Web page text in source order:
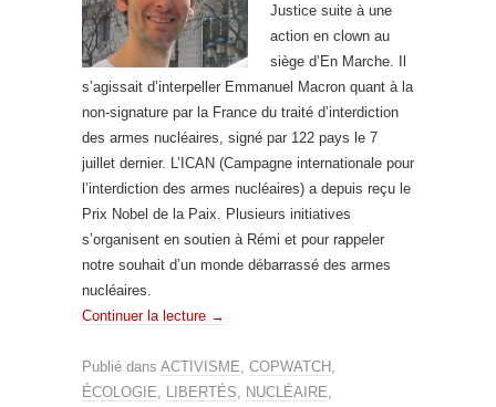
Justice suite à une
action en clown au
siège d’En Marche. Il
s’agissait d’interpeller Emmanuel Macron quant à la
non-signature par la France du traité d’interdiction
des armes nucléaires, signé par 122 pays le 7
juillet dernier. L’ICAN (Campagne internationale pour
l’interdiction des armes nucléaires) a depuis reçu le
Prix Nobel de la Paix. Plusieurs initiatives
s’organisent en soutien à Rémi et pour rappeler
notre souhait d’un monde débarrassé des armes
nucléaires.
Continuer la lecture →
Publié dans ACTIVISME COPWATCH
ÉCOLOGIE
LIBERTÉS NUCLÉAIRE